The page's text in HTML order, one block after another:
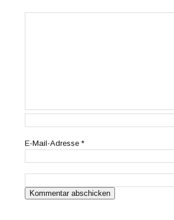
E-Mail-Adresse*